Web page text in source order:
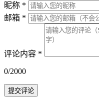
昵称 *
邮箱 *
评论内容 *
0/2000
提交评论